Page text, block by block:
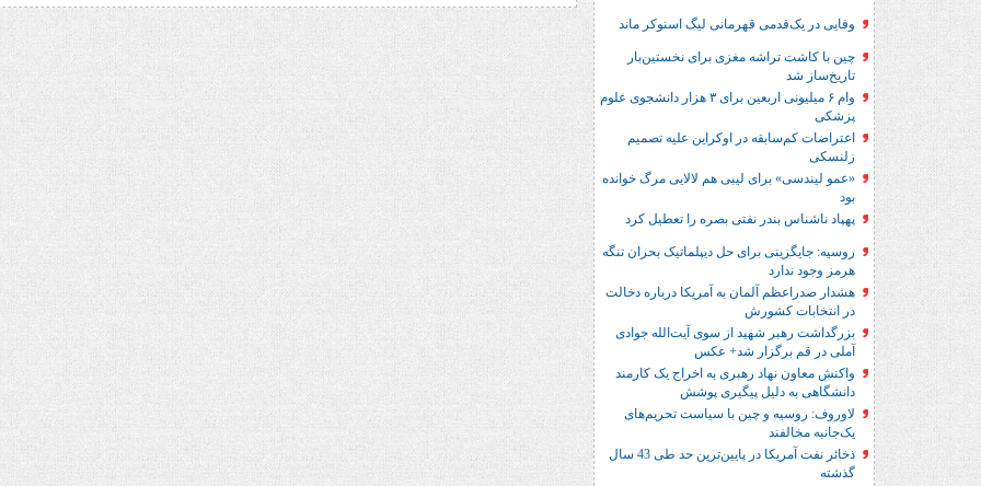
وفایی در یک‎‌قدمی قهرمانی لیگ اسنوکر ماند
چین با کاشت تراشه مغزی برای نخستین‌بار
تاریخ‌ساز شد
وام ۶ میلیونی اربعین برای ۳ هزار دانشجوی علوم
پزشکی
اعتراضات کم‌سابقه در اوکراین علیه تصمیم
زلنسکی
«عمو لیندسی» برای لیبی هم لالایی مرگ خوانده
بود
پهپاد ناشناس بندر نفتی بصره را تعطیل کرد
روسیه: جایگزینی برای حل‌ دیپلماتیک بحران تنگه
هرمز وجود ندارد
هشدار صدراعظم آلمان به آمریکا درباره دخالت
در انتخابات کشورش
بزرگداشت رهبر شهید از سوی آیت‌الله جوادی
آملی در قم برگزار شد+ عکس
واکنش معاون نهاد رهبری به اخراج یک کارمند
دانشگاهی به دلیل پیگیری پوشش
لاوروف: روسیه و چین با سیاست تحریم‌های
یک‌جانبه مخالفند
ذخائر نفت آمریکا در پایین‌ترین حد طی 43 سال
گذشته